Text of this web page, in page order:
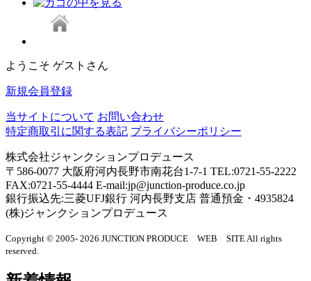
ようこそ ゲストさん
新規会員登録
当サイトについて お問い合わせ
特定商取引に関する表記 プライバシーポリシー
株式会社ジャンクションプロデュース
〒586-0077 大阪府河内長野市南花台1-7-1 TEL:0721-55-2222
FAX:0721-55-4444 E-mail:jp@junction-produce.co.jp
銀行振込先:三菱UFJ銀行 河内長野支店 普通預金・4935824
(株)ジャンクションプロデュース
Copyright © 2005- 2026 JUNCTION PRODUCE WEB SITE All rights
reserved.